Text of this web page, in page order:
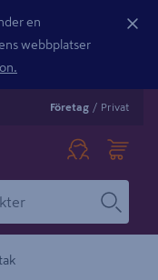
en
webbplatser
Företag / Privat